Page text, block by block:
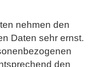
nehmen den
Daten sehr ernst.
den